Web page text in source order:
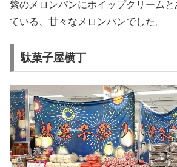
紫のメロンパンにホイップクリーム
ている、甘々なメロンパンでした。
駄菓子屋横丁